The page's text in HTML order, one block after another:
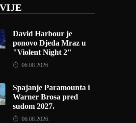
David Harbour je
ponovo Djeda Mraz u
"Violent Night 2"
06.08.2026.
Spajanje Paramounta i
Warner Brosa pred
sudom 2027.
06.08.2026.